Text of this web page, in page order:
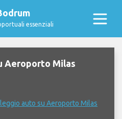
essenziali
Aeroporto Milas
auto su Aeroporto Milas